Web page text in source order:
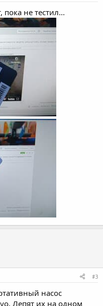
не тестил...
#3
насос
Лепят их на одном